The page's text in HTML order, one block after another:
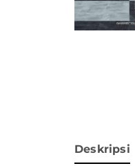
Deskripsi